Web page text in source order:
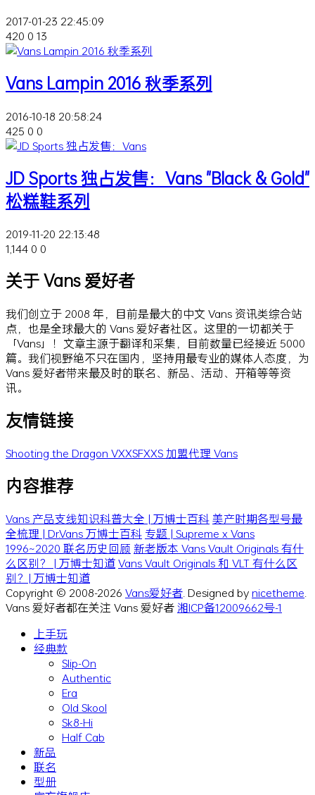
2017-01-23 22:45:09
420 0 13
Vans Lampin 2016 秋季系列
2016-10-18 20:58:24
425 0 0
JD Sports 独占发售：Vans "Black & Gold"
松糕鞋系列
2019-11-20 22:13:48
1,144 0 0
关于 Vans 爱好者
我们创立于 2008 年，目前是最大的中文 Vans 资讯类综合站
点，也是全球最大的 Vans 爱好者社区。这里的一切都关于
「Vans」！文章主源于翻译和采集，目前数量已经接近 5000
篇。我们视野绝不只在国内，坚持用最专业的媒体人态度，为
Vans 爱好者带来最及时的联名、新品、活动、开箱等等资
讯。
友情链接
Shooting the Dragon VXXSFXXS加盟代理 Vans
内容推荐
Vans 产品支线知识科普大全 | 万博士百科美产时期各型号最
全梳理 | Dr.Vans 万博士百科 专题 | Supreme x Vans
1996~2020 联名历史回顾 新老版本 Vans Vault Originals 有什
么区别？ | 万博士知道Vans Vault Originals 和 VLT 有什么区
别？| 万博士知道
Copyright © 2008-2026 Vans爱好者 . Designed bynicetheme
Vans 爱好者都在关注 Vans 爱好者湘ICP备12009662号-1
上手玩
经典款
Slip-On
Authentic
Era
Old Skool
Sk8-Hi
Half Cab
新品
联名
型册